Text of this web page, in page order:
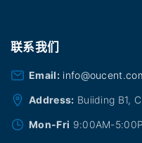
联系我们
Email:
Address: Buiiding B1,
Mon-Fri 9:00AM-